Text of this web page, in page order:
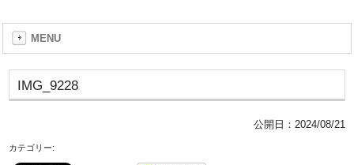
MENU
IMG_9228
公開日： 2024/08/21
カテゴリー: